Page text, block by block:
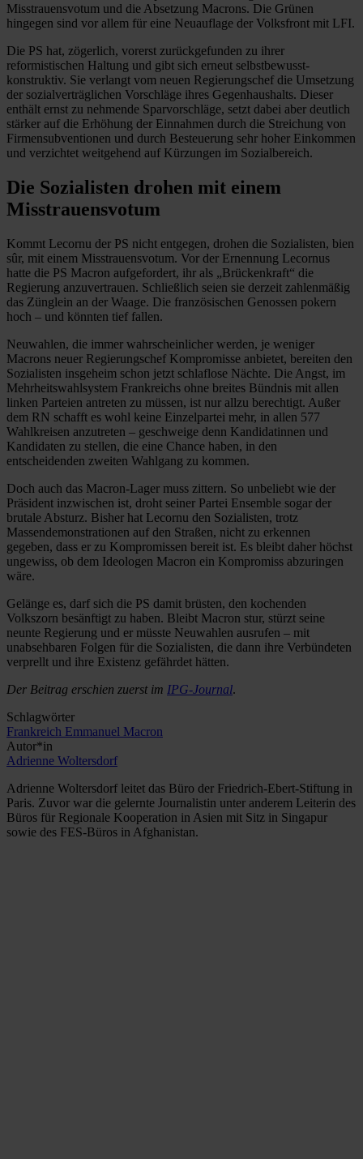
Misstrauensvotum und die Absetzung Macrons. Die Grünen
hingegen sind vor allem für eine Neuauflage der Volksfront mit LFI.
Die PS hat, zögerlich, vorerst zurückgefunden zu ihrer
reformistischen Haltung und gibt sich erneut selbstbewusst-
konstruktiv. Sie verlangt vom neuen Regierungschef die Umsetzung
der sozialverträglichen Vorschläge ihres Gegenhaushalts. Dieser
enthält ernst zu nehmende Sparvorschläge, setzt dabei aber deutlich
stärker auf die Erhöhung der Einnahmen durch die Streichung von
Firmensubventionen und durch Besteuerung sehr hoher Einkommen
und verzichtet weitgehend auf Kürzungen im Sozialbereich.
Die Sozialisten drohen mit einem
Misstrauensvotum
Kommt Lecornu der PS nicht entgegen, drohen die Sozialisten, bien
sûr, mit einem Misstrauensvotum. Vor der Ernennung Lecornus
hatte die PS Macron aufgefordert, ihr als „Brückenkraft“ die
Regierung anzuvertrauen. Schließlich seien sie derzeit zahlenmäßig
das Zünglein an der Waage. Die französischen Genossen pokern
hoch – und könnten tief fallen.
Neuwahlen, die immer wahrscheinlicher werden, je weniger
Macrons neuer Regierungschef Kompromisse anbietet, bereiten den
Sozialisten insgeheim schon jetzt schlaflose Nächte. Die Angst, im
Mehrheitswahlsystem Frankreichs ohne breites Bündnis mit allen
linken Parteien antreten zu müssen, ist nur allzu berechtigt. Außer
dem RN schafft es wohl keine Einzelpartei mehr, in allen 577
Wahlkreisen anzutreten – geschweige denn Kandidatinnen und
Kandidaten zu stellen, die eine Chance haben, in den
entscheidenden zweiten Wahlgang zu kommen.
Doch auch das Macron-Lager muss zittern. So unbeliebt wie der
Präsident inzwischen ist, droht seiner Partei Ensemble sogar der
brutale Absturz. Bisher hat Lecornu den Sozialisten, trotz
Massendemonstrationen auf den Straßen, nicht zu erkennen
gegeben, dass er zu Kompromissen bereit ist. Es bleibt daher höchst
ungewiss, ob dem Ideologen Macron ein Kompromiss abzuringen
wäre.
Gelänge es, darf sich die PS damit brüsten, den kochenden
Volkszorn besänftigt zu haben. Bleibt Macron stur, stürzt seine
neunte Regierung und er müsste Neuwahlen ausrufen – mit
unabsehbaren Folgen für die Sozialisten, die dann ihre Verbündeten
verprellt und ihre Existenz gefährdet hätten.
Der Beitrag erschien zuerst im IPG-Journal.
Schlagwörter
Frankreich Emmanuel Macron
Autor*in
Adrienne Woltersdorf
Adrienne Woltersdorf leitet das Büro der Friedrich-Ebert-Stiftung in
Paris. Zuvor war die gelernte Journalistin unter anderem Leiterin des
Büros für Regionale Kooperation in Asien mit Sitz in Singapur
sowie des FES-Büros in Afghanistan.